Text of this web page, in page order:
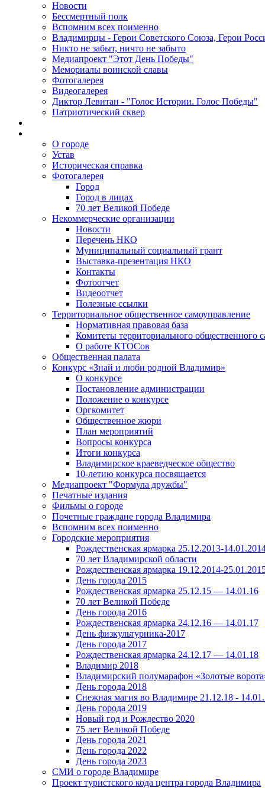
Новости
Бессмертный полк
Вспомним всех поименно
Владимирцы - Герои Советского Союза, Герои
Никто не забыт, ничто не забыто
Медиапроект "Этот День Победы"
Мемориалы воинской славы
Фотогалерея
Видеогалерея
Диктор Левитан - "Голос Истории. Голос Победы"
Патриотический сквер
О городе
Устав
Историческая справка
Фотогалерея
Город
Город в лицах
70 лет Великой Победе
Некоммерческие организации
Новости
Перечень НКО
Муниципальный социальный грант
Выставка-презентация НКО
Контакты
Фотоотчет
Видеоотчет
Полезные ссылки
Территориальное общественное самоуправление
Нормативная правовая база
Комитеты территориального общественного
О работе КТОСов
Общественная палата
Конкурс «Знай и люби родной Владимир»
О конкурсе
Постановление администрации
Положение о конкурсе
Оргкомитет
Общественное жюри
План мероприятий
Вопросы конкурса
Итоги конкурса
Владимирское краеведческое общество
10-летию конкурса посвящается
Медиапроект "Формула дружбы"
Печатные издания
Фильмы о городе
Почетные граждане города Владимира
Вспомним всех поименно
Городские мероприятия
Рождественская ярмарка 25.12.2013-
70 лет Владимирской области
Рождественская ярмарка 19.12.2014-
День города 2015
Рождественская ярмарка 25.12.15 — 14.01.16
70 лет Великой Победе
День города 2016
Рождественская ярмарка 24.12.16 — 14.01.17
День физкультурника-2017
День города 2017
Рождественская ярмарка 24.12.17 — 14.01.18
Владимир 2018
Владимирский полумарафон «Золотые
День города 2018
Снежная магия во Владимире 21.12.18 -
День города 2019
Новый год и Рождество 2020
75 лет Великой Победе
День города 2021
День города 2022
День города 2023
СМИ о городе Владимире
Проект туристского кода центра города Владимира